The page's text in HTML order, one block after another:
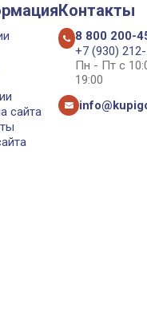
сайта
Контакты
8 800 200-
+7 (930)
Пн - Пт с
19:00